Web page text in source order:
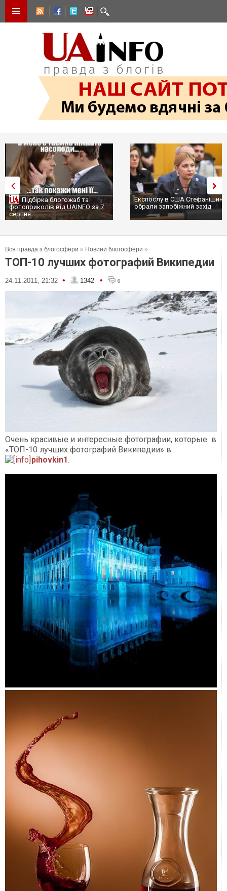
Експослу в США Стефанішиній
обрали запобіжний захід
Трамп не передасть Україні
сотні ракет до Patriot, бо у
Вся правда з блогосфери » Новини блогосфери »
ТОП-10 лучших фотографий Википедии
24.11.2011, 21:32 • 1342 • 0
Очень красивые и интересные фотографии, которые в
«ТОП-10 лучших фотографий Википедии» в
pihovkin1.